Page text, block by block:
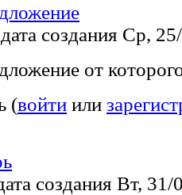
создания Ср,
от
(войти или
создания Вт,